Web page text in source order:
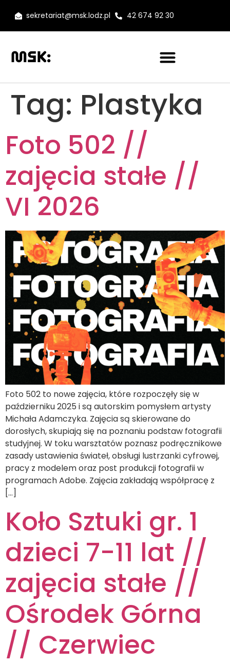
sekretariat@msk.lodz.pl 42 674 92 30
Tag: Plastyka
Foto 502 //
zajęcia stałe //
VI 2026
Foto 502 to nowe zajęcia, które rozpoczęły się w
październiku 2025 i są autorskim pomysłem artysty
Michała Adamczyka. Zajęcia są skierowane do
dorosłych, skupiają się na poznaniu podstaw fotografii
studyjnej. W toku warsztatów poznasz podręcznikowe
zasady ustawienia świateł, obsługi lustrzanki cyfrowej,
pracy z modelem oraz post produkcji fotografii w
programach Adobe. Zajęcia zakładają współpracę z
[…]
Koło Sztuki gr. 1
dzieci 7-11 lat //
zajęcia stałe //
Ośrodek Górna
// Czerwiec